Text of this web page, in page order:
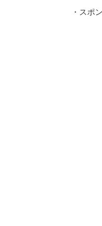
・スポ